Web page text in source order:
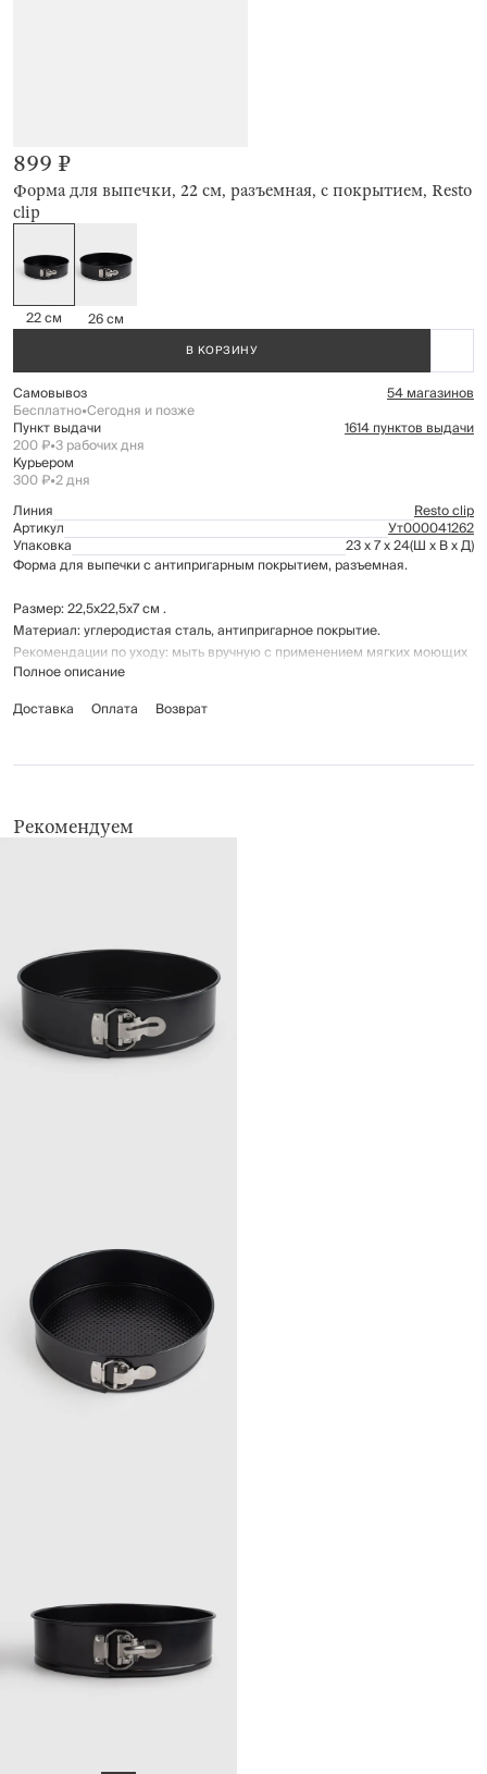
Форма для выпечки, 22 см, разъемная, с покрытием, Resto
clip
899 ₽
22 см 26 см
В КОРЗИНУ
Самовывоз 54 магазинов
Бесплатно•Сегодня и позже
Пункт выдачи 1614 пунктов выдачи
200 ₽•3 рабочих дня
Курьером
300 ₽•2 дня
Линия
Resto clip
Артикул Ут000041262
Упаковка 23 x 7 x 24(Ш x В x Д)
Форма для выпечки с антипригарным покрытием, разъемная.
Размер: 22,5x22,5x7 см .
Материал: углеродистая сталь, антипригарное покрытие.
Рекомендации по уходу: мыть вручную с применением мягких моющих
средств. Не использовать для ухода абразивные чистящие средства и
Полное описание
Доставка
Оплата Возврат
Рекомендуем